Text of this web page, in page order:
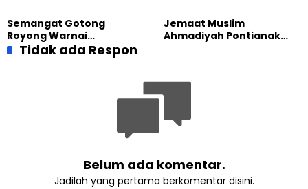
Pendidikan BERLIAN
Besar Universitas
Terbuka
Semangat Gotong
Royong Warnai
Pembangunan Kembali
Jemaat Muslim
Ahmadiyah Pontianak
Tidak ada Respon
Belum ada komentar.
Jadilah yang pertama berkomentar disini.